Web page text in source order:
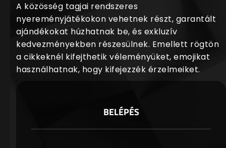
A közösség tagjai rendszeres
nyereményjátékokon vehetnek részt, garantált
ajándékokat húzhatnak be, és exkluzív
kedvezményekben részesülnek. Emellett rögtön
a cikkeknél kifejthetik véleményüket, emojikat
használhatnak, hogy kifejezzék érzelmeiket.
BELÉPÉS